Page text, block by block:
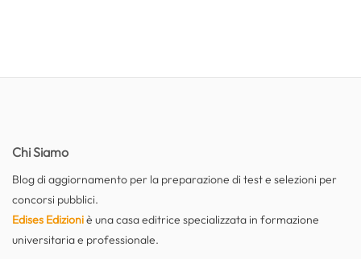
Chi Siamo
Blog di aggiornamento per la preparazione di test e selezioni per
concorsi pubblici.
Edises Edizioniè una casa editrice specializzata in formazione
universitaria e professionale.